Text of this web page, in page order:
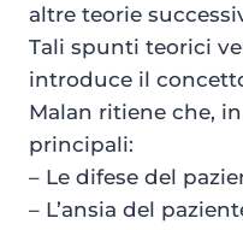
altre teorie
Tali spunti teorici
introduce il
Malan ritiene che,
principali:
– Le difese del
– L’ansia del